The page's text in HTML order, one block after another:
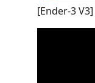
[Ender-3